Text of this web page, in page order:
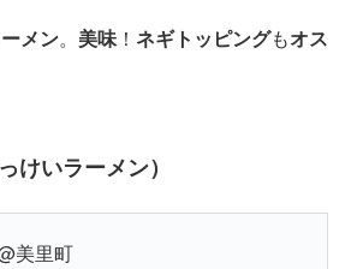
メン。 美味！ ネギトッピングもオス
けいラーメン）
美里町